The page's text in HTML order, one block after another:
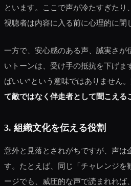
といます。ここで声が冷たすぎたり
視聴者は内容に入る前に心理的に閉
一方で、安心感のある声、誠実さが
いトーンは、受け手の抵抗を下げま
ばいい”という意味ではありません。
て敵ではなく伴走者として聞こえる
3. 組織文化を伝える役割
意外と見落とされがちですが、声は
す。たとえば、同じ「チャレンジを
ージでも、威圧的な声で読まれれば